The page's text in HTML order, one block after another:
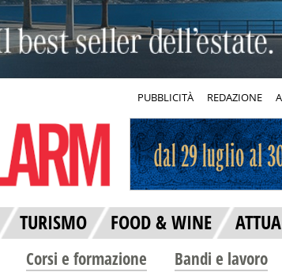
PUBBLICITÀ REDAZIONE
TURISMO FOOD & WINE
Corsi e formazione Bandi e lavoro